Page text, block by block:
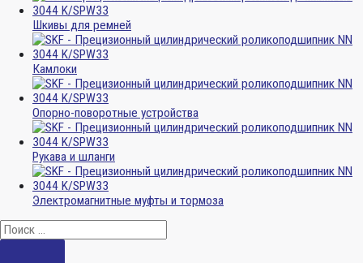
Шкивы для ремней
Камлоки
Опорно-поворотные устройства
Рукава и шланги
Электромагнитные муфты и тормоза